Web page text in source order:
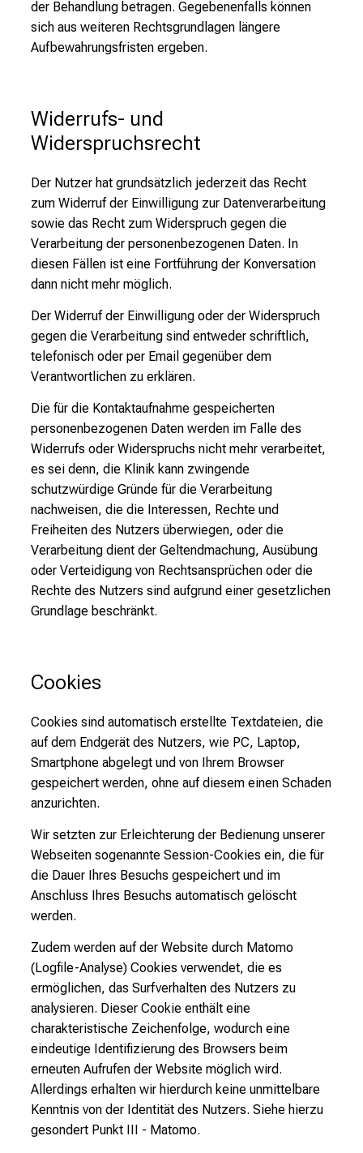
der Behandlung betragen. Gegebenenfalls können
sich aus weiteren Rechtsgrundlagen längere
Aufbewahrungsfristen ergeben.
Widerrufs- und
Widerspruchsrecht
Der Nutzer hat grundsätzlich jederzeit das Recht
zum Widerruf der Einwilligung zur Datenverarbeitung
sowie das Recht zum Widerspruch gegen die
Verarbeitung der personenbezogenen Daten. In
diesen Fällen ist eine Fortführung der Konversation
dann nicht mehr möglich.
Der Widerruf der Einwilligung oder der Widerspruch
gegen die Verarbeitung sind entweder schriftlich,
telefonisch oder per Email gegenüber dem
Verantwortlichen zu erklären.
Die für die Kontaktaufnahme gespeicherten
personenbezogenen Daten werden im Falle des
Widerrufs oder Widerspruchs nicht mehr verarbeitet,
es sei denn, die Klinik kann zwingende
schutzwürdige Gründe für die Verarbeitung
nachweisen, die die Interessen, Rechte und
Freiheiten des Nutzers überwiegen, oder die
Verarbeitung dient der Geltendmachung, Ausübung
oder Verteidigung von Rechtsansprüchen oder die
Rechte des Nutzers sind aufgrund einer gesetzlichen
Grundlage beschränkt.
Cookies
Cookies sind automatisch erstellte Textdateien, die
auf dem Endgerät des Nutzers, wie PC, Laptop,
Smartphone abgelegt und von Ihrem Browser
gespeichert werden, ohne auf diesem einen Schaden
anzurichten.
Wir setzten zur Erleichterung der Bedienung unserer
Webseiten sogenannte Session-Cookies ein, die für
die Dauer Ihres Besuchs gespeichert und im
Anschluss Ihres Besuchs automatisch gelöscht
werden.
Zudem werden auf der Website durch Matomo
(Logfile-Analyse) Cookies verwendet, die es
ermöglichen, das Surfverhalten des Nutzers zu
analysieren. Dieser Cookie enthält eine
charakteristische Zeichenfolge, wodurch eine
eindeutige Identifizierung des Browsers beim
erneuten Aufrufen der Website möglich wird.
Allerdings erhalten wir hierdurch keine unmittelbare
Kenntnis von der Identität des Nutzers. Siehe hierzu
gesondert Punkt III - Matomo.